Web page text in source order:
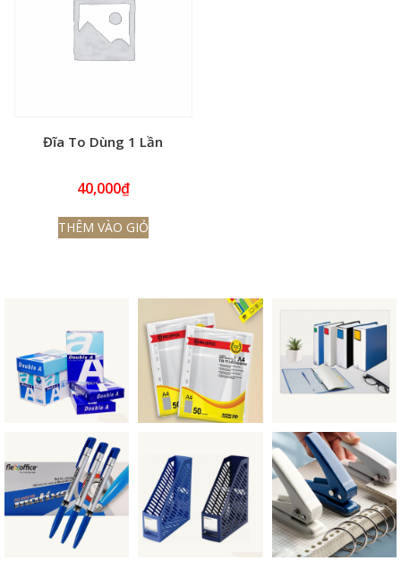
Đĩa To Dùng 1 Lần
40,000₫
THÊM VÀO GIỎ